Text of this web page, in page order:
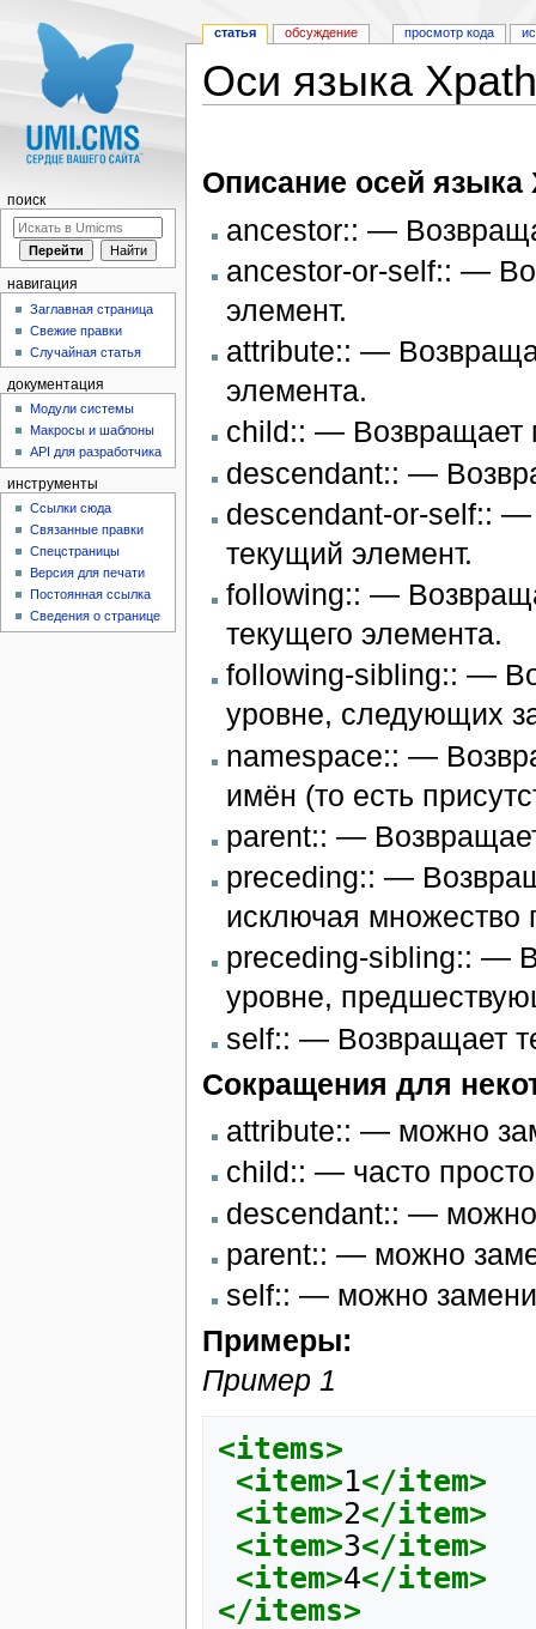
Оси языка Xpath
Описание осей языка
ancestor:: —
ancestor-or-self:: —
элемент.
attribute:: —
элемента.
child:: — Возвращает
descendant:: —
descendant-or-self:: —
текущий элемент.
following:: —
текущего элемента.
following-sibling:: —
уровне, следующих
namespace:: —
имён (то есть
parent:: —
preceding:: —
исключая множество
preceding-sibling:: —
уровне,
self:: — Возвращает
Cокращения для
attribute:: — можно
child:: — часто
descendant:: —
parent:: — можно
self:: — можно
Примеры:
Пример 1
<items>
<item>1</item>
<item>2</item>
<item>3</item>
<item>4</item>
</items>
статья обсуждение просмотр кода
поиск
навигация
Заглавная страница
Свежие правки
Случайная статья
документация
Модули системы
Макросы и шаблоны
API для разработчика
инструменты
Ссылки сюда
Связанные правки
Спецстраницы
Версия для печати
Постоянная ссылка
Сведения о странице